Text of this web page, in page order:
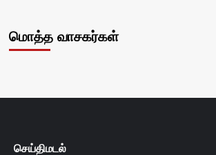
மொத்த வாசகர்கள்
செய்திமடல்